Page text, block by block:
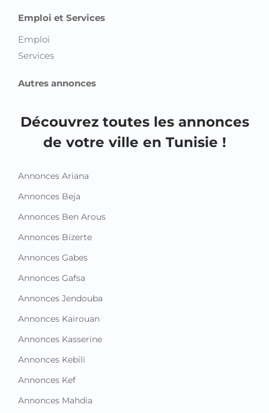
Emploi et Services
Emploi
Services
Autres annonces
Découvrez toutes les annonces
de votre ville en Tunisie !
Annonces Ariana
Annonces Beja
Annonces Ben Arous
Annonces Bizerte
Annonces Gabes
Annonces Gafsa
Annonces Jendouba
Annonces Kairouan
Annonces Kasserine
Annonces Kebili
Annonces Kef
Annonces Mahdia